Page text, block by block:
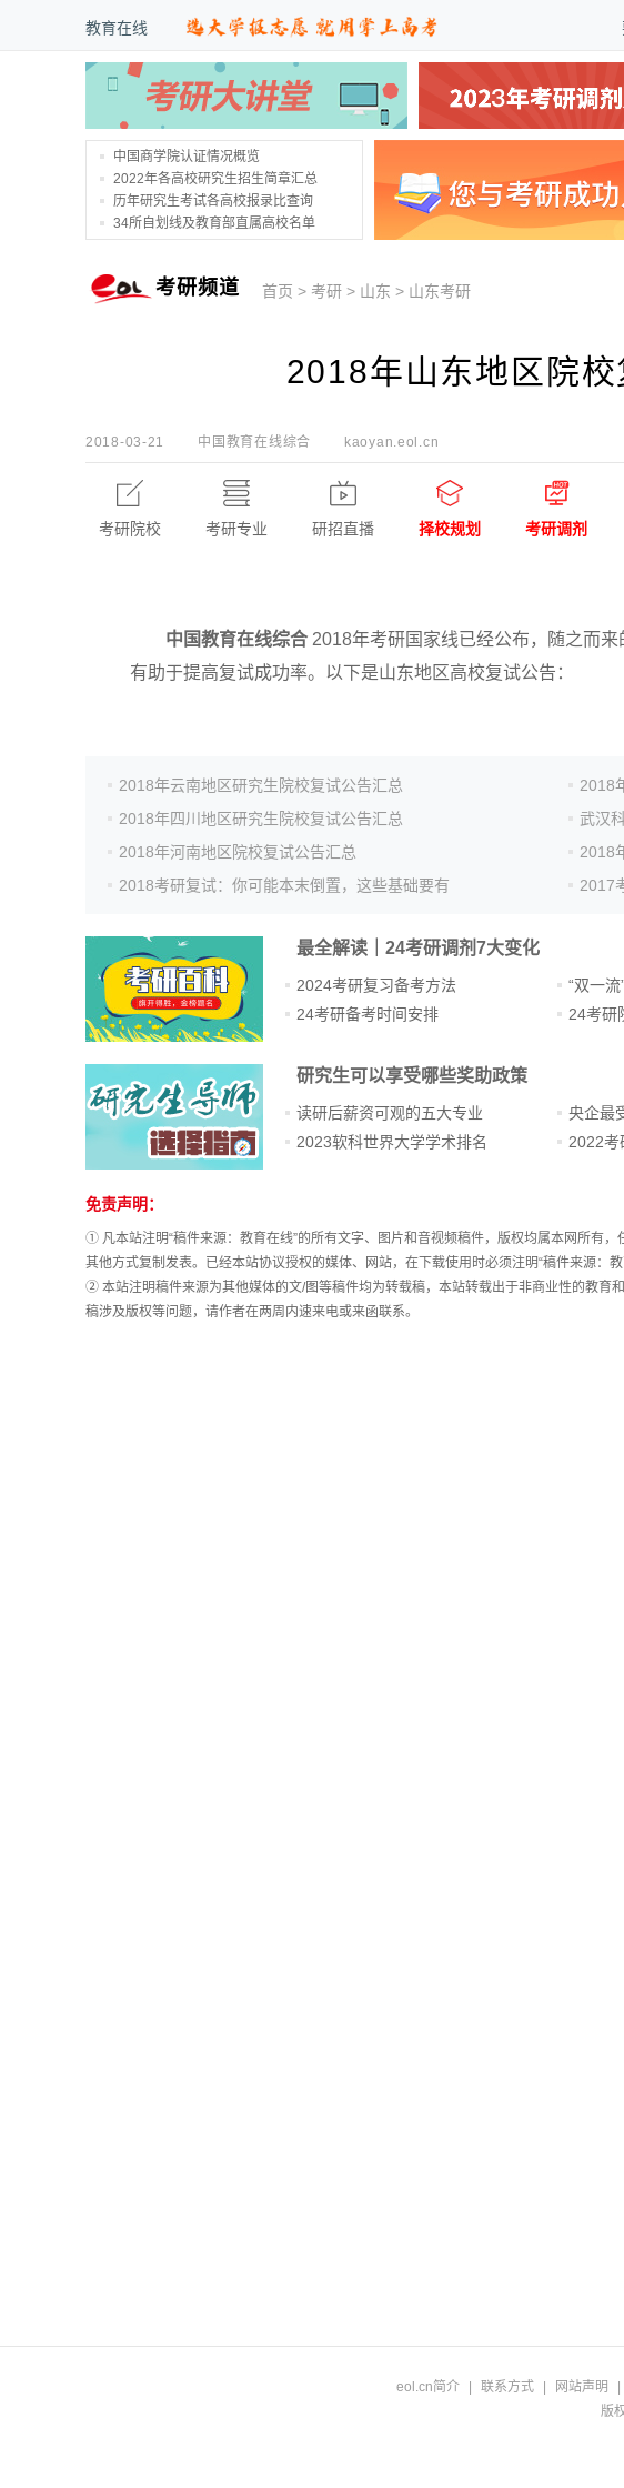
教育在线
中国商学院认证情况概览
2022年各高校研究生招生简章汇总
历年研究生考试各高校报录比查询
34所自划线及教育部直属高校名单
考研频道 首页 > 考研 > 山东 > 山东考研
2018年山东地区院
2018-03-21 中国教育在线综合 kaoyan.eol.cn
考研院校 考研专业 研招直播 择校规划 考研调剂
中国教育在线综合 2018年考研国家线已经公布，随之而
有助于提高复试成功率。以下是山东地区高校复试公告：
2018年云南地区研究生院校复试公告汇总
2018
2018年四川地区研究生院校复试公告汇总
武汉
2018年河南地区院校复试公告汇总
2018
2018考研复试：你可能本末倒置，这些基础要有
2017
最全解读｜24考研调剂7大变化
2024考研复习备考方法
24考研备考时间安排
“双一
研究生可以享受哪些奖助政策
读研后薪资可观的五大专业
2023软科世界大学学术排名
央企最
2022考
免责声明：
① 凡本站注明“稿件来源：教育在线”的所有文字、图片和音视频稿件，版权均属本网所有
其他方式复制发表。已经本站协议授权的媒体、网站，在下载使用时必须注明“稿件来源：教
② 本站注明稿件来源为其他媒体的文/图等稿件均为转载稿，本站转载出于非商业性的教育
稿涉及版权等问题，请作者在两周内速来电或来函联系。
eol.cn简介 联系方式 网站声明
版